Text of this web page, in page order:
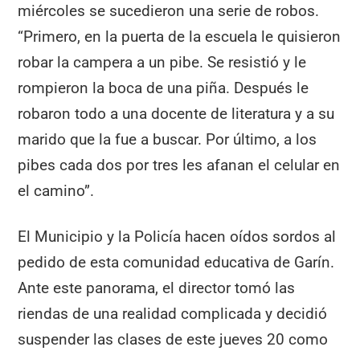
miércoles se sucedieron una serie de robos.
“Primero, en la puerta de la escuela le quisieron
robar la campera a un pibe. Se resistió y le
rompieron la boca de una piña. Después le
robaron todo a una docente de literatura y a su
marido que la fue a buscar. Por último, a los
pibes cada dos por tres les afanan el celular en
el camino”.
El Municipio y la Policía hacen oídos sordos al
pedido de esta comunidad educativa de Garín.
Ante este panorama, el director tomó las
riendas de una realidad complicada y decidió
suspender las clases de este jueves 20 como